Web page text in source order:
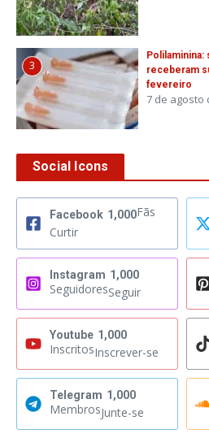
3
receberam
fevereiro
7 de agosto
Social Icons
Facebook 1,000Fãs
Curtir
Instagram 1,000
SeguidoresSeguir
Youtube 1,000
InscritosInscrever-se
Telegram 1,000
MembrosJunte-se